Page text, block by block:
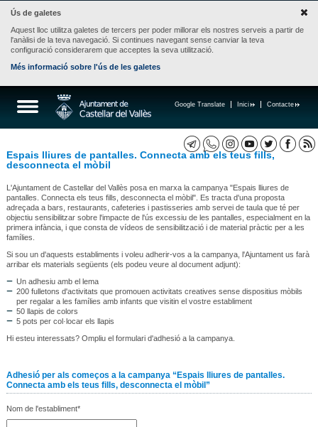
Ús de galetes
Aquest lloc utilitza galetes de tercers per poder millorar els nostres serveis a partir de
l'anàlisi de la teva navegació. Si continues navegant sense canviar la teva
configuració considerarem que acceptes la seva utilització.
Més informació sobre l'ús de les galetes
Contacte
Inici
Google Translate
Espais lliures de pantalles. Connecta amb els teus fills,
desconnecta el mòbil
L'Ajuntament de Castellar del Vallès posa en marxa la campanya "Espais lliures de
pantalles. Connecta els teus fills, desconnecta el mòbil". Es tracta d'una proposta
adreçada a bars, restaurants, cafeteries i pastisseries amb servei de taula que té per
objectiu sensibilitzar sobre l'impacte de l'ús excessiu de les pantalles, especialment en la
primera infància, i que consta de vídeos de sensibilització i de material pràctic per a les
famílies.
Si sou un d'aquests establiments i voleu adherir-vos a la campanya, l'Ajuntament us farà
arribar els materials següents (els podeu veure al document adjunt):
Un adhesiu amb el lema
200 fulletons d'activitats que promouen activitats creatives sense dispositius mòbils
per regalar a les famílies amb infants que visitin el vostre establiment
50 llapis de colors
5 pots per col·locar els llapis
Hi esteu interessats? Ompliu el formulari d'adhesió a la campanya.
Adhesió per als começos a la campanya “Espais lliures de pantalles.
Connecta amb els teus fills, desconnecta el mòbil”
Nom de l'establiment*